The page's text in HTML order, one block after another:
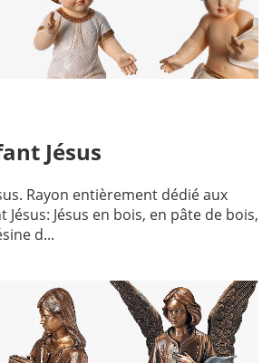
Jésus
Rayon entièrement dédié aux
Jésus en bois, en pâte de bois,
d...